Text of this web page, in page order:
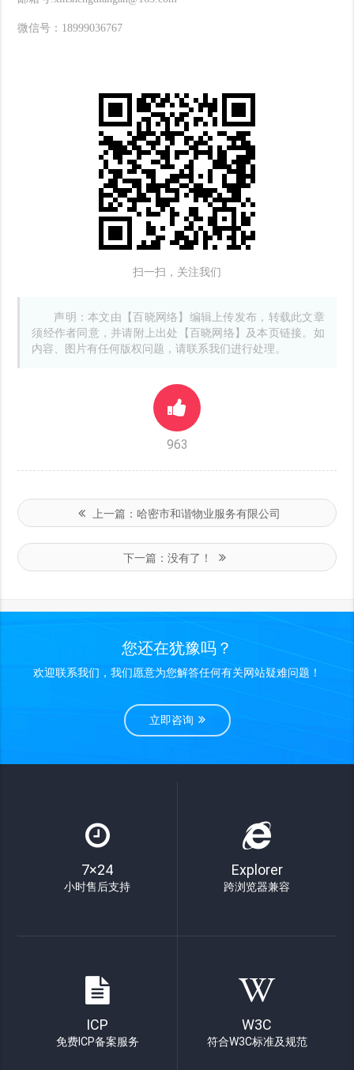
微信号： 18999036767
扫一扫，关注我们
声明：本文由【百晓网络】编辑上传发布，转载此文章
须经作者同意，并请附上出处【百晓网络】及本页链接。如
内容、图片有任何版权问题，请联系我们进行处理。
963
上一篇： 哈密市和谐物业服务有限公司
下一篇：没有了！
您还在犹豫吗？
欢迎联系我们，我们愿意为您解答任何有关网站疑难问题！
立即咨询
7×24
小时售后支持
Explorer
跨浏览器兼容
ICP
免费ICP备案服务
W3C
符合W3C标准及规范